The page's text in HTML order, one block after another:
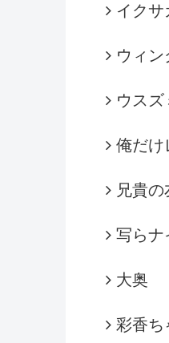
イクサ
ウィン
ウスズ
俺だけ
兄貴の
写らナ
大奥
彩香ち